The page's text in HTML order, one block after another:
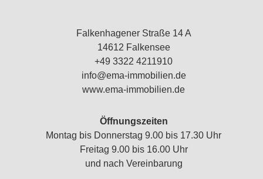
Falkenhagener Straße 14 A
14612 Falkensee
+49 3322 4211910
info@ema-immobilien.de
www.ema-immobilien.de
Öffnungszeiten
Montag bis Donnerstag 9.00 bis 17.30 Uhr
Freitag 9.00 bis 16.00 Uhr
und nach Vereinbarung